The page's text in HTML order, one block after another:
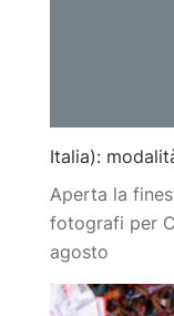
Italia):
Aperta la
fotografi per
agosto